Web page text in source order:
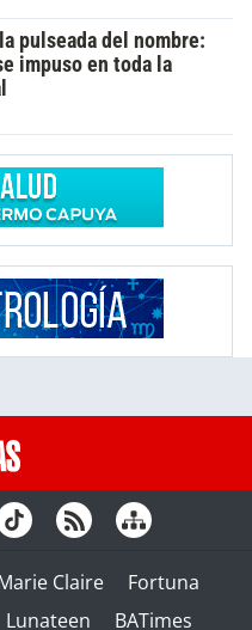
pulseada del nombre:
impuso en toda la
Claire
Fortuna
Lunateen BATimes